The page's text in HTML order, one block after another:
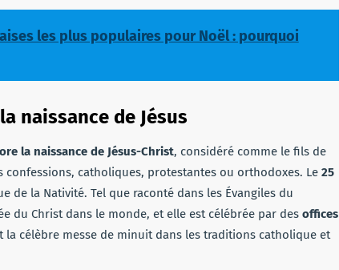
les plus populaires pour Noël : pourquoi
naissance de Jésus
la naissance de Jésus-Christ, considéré comme le fils de
catholiques, protestantes ou orthodoxes. Le 25
de la Nativité. Tel que raconté dans les Évangiles du
du Christ dans le monde, et elle est célébrée par des offices
la célèbre messe de minuit dans les traditions catholique et